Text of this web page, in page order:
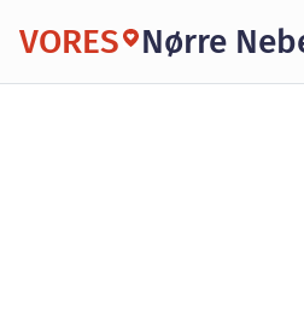
VORES Nørre